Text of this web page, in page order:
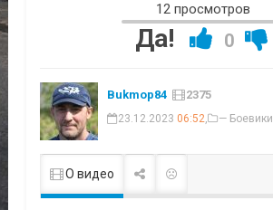
12 просмотров
Да! 0
Bukmop84 2375
23.12.2023 06:52, — Боевики
О видео